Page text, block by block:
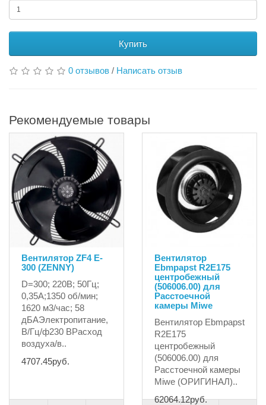
Купить
0 отзывов / Написать отзыв
Рекомендуемые товары
Вентилятор ZF4 E-
300 (ZENNY)
D=300; 220В; 50Гц;
0,35А;1350 об/мин;
1620 м3/час; 58
дБАЭлектропитание,
В/Гц/ф230 ВРасход
воздуха/в..
4707.45руб.
Вентилятор
Ebmpapst R2E175
центробежный
(506006.00) для
Расстоечной
камеры Miwe
Вентилятор Ebmpapst
R2E175
центробежный
(506006.00) для
Расстоечной камеры
Miwe (ОРИГИНАЛ)..
62064.12руб.